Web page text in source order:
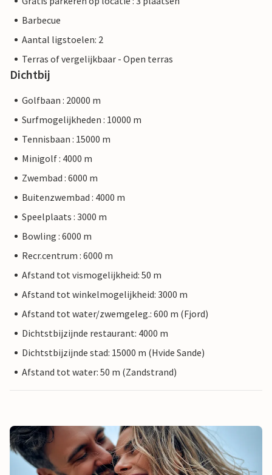
Barbecue
Aantal ligstoelen: 2
Terras of vergelijkbaar - Open terras
Dichtbij
Golfbaan : 20000 m
Surfmogelijkheden : 10000 m
Tennisbaan : 15000 m
Minigolf : 4000 m
Zwembad : 6000 m
Buitenzwembad : 4000 m
Speelplaats : 3000 m
Bowling : 6000 m
Recr.centrum : 6000 m
Afstand tot vismogelijkheid: 50 m
Afstand tot winkelmogelijkheid: 3000 m
Afstand tot water/zwemgeleg.: 600 m (Fjord)
Dichtstbijzijnde restaurant: 4000 m
Dichtstbijzijnde stad: 15000 m (Hvide Sande)
Afstand tot water: 50 m (Zandstrand)